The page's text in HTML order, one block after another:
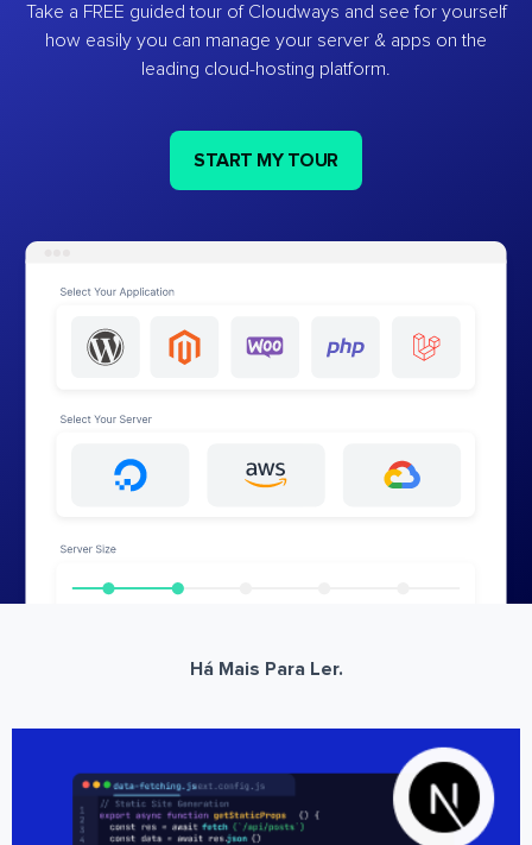
Take a FREE guided tour of Cloudways and see for yourself
how easily you can manage your server & apps on the
leading cloud-hosting platform.
START MY TOUR
Há Mais Para Ler.